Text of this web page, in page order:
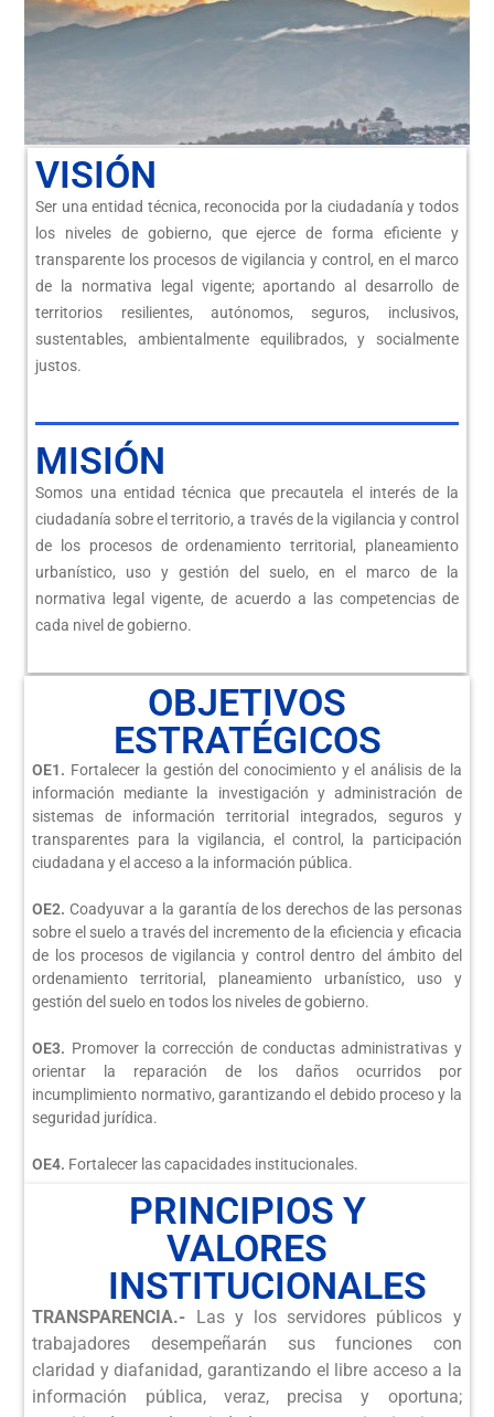
VISIÓN
Ser una entidad técnica, reconocida por la ciudadanía y todos
los niveles de gobierno, que ejerce de forma eficiente y
transparente los procesos de vigilancia y control, en el marco
de la normativa legal vigente; aportando al desarrollo de
territorios resilientes, autónomos, seguros, inclusivos,
sustentables, ambientalmente equilibrados, y socialmente
justos.
MISIÓN
Somos una entidad técnica que precautela el interés de la
ciudadanía sobre el territorio, a través de la vigilancia y control
de los procesos de ordenamiento territorial, planeamiento
urbanístico, uso y gestión del suelo, en el marco de la
normativa legal vigente, de acuerdo a las competencias de
cada nivel de gobierno.
OBJETIVOS
ESTRATÉGICOS
OE1. Fortalecer la gestión del conocimiento y el análisis de la
información mediante la investigación y administración de
sistemas de información territorial integrados, seguros y
transparentes para la vigilancia, el control, la participación
ciudadana y el acceso a la información pública.
OE2. Coadyuvar a la garantía de los derechos de las personas
sobre el suelo a través del incremento de la eficiencia y eficacia
de los procesos de vigilancia y control dentro del ámbito del
ordenamiento territorial, planeamiento urbanístico, uso y
gestión del suelo en todos los niveles de gobierno.
OE3. Promover la corrección de conductas administrativas y
orientar la reparación de los daños ocurridos por
incumplimiento normativo, garantizando el debido proceso y la
seguridad jurídica.
OE4. Fortalecer las capacidades institucionales.
PRINCIPIOS Y
VALORES
INSTITUCIONALES
TRANSPARENCIA.- Las y los servidores públicos y
trabajadores desempeñarán sus funciones con
claridad y diafanidad, garantizando el libre acceso a la
información pública, veraz, precisa y oportuna;